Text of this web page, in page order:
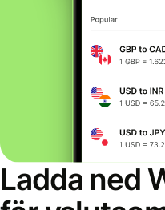
Ladda ned